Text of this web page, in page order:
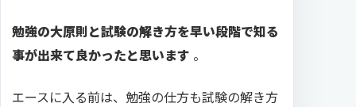
勉強の大原則と試験の解き方を早い段階で知る
事が出来て良かったと思います 。
エースに入る前は、勉強の仕方も試験の解き方